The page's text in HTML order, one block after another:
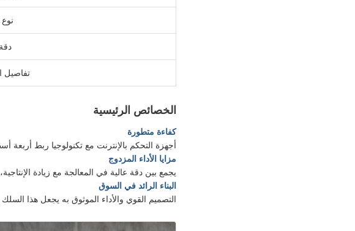
تفاصيل
الخصائص الرئيسية
كفاءة متطورة
أجهزة التحكم بالإنترنت مع تكنولوجيا ربط
مزايا الأداء المزدوج
يجمع بين دقة عالية في المعالجة مع زيادة
البناء الرائد في السوق
التصميم القوي والأداء الموثوق به يجعل هذا